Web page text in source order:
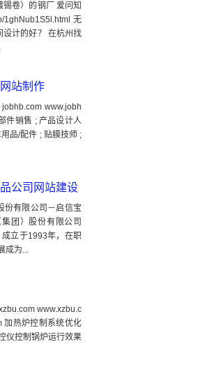
卷）的钢厂 爱问知
1ghNub1S5l.html 无
设计的好？ 在杭州找
站制作
www.jobh
件销售 ; 产品设计人
品/配件 ; 贴膜技师 ;
公司网站建设
份有限公司－启信宝
团）股份有限公司
成立于1993年，在职
成为...
www.xzbu.c
加热炉控制系统优化
仪控制锅炉运行效果